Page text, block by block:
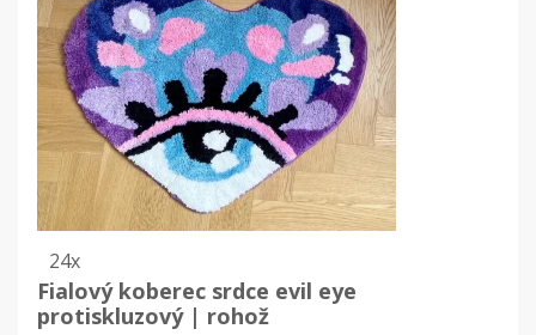
24x
Fialový koberec srdce evil eye
protiskluzový | rohož